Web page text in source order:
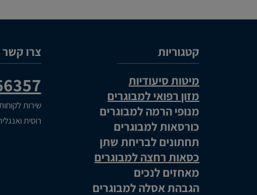
קטגוריות
מיטות סיעודיות
מזון רפואי למבוגרים
מנופי הרמה למבוגרים
כורסאות למבוגרים
תחתונים לבריחת שתן
כסאות רחצה למבוגרים
מאחזים לנכים
הגבהת אסלה למבוגרים
צרו קשר
שירות
רוסית